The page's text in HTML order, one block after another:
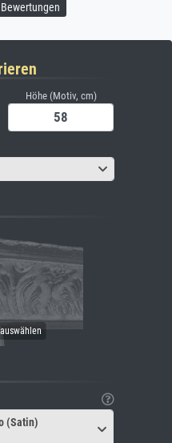
Höhe (Motiv, cm)
(Satin)